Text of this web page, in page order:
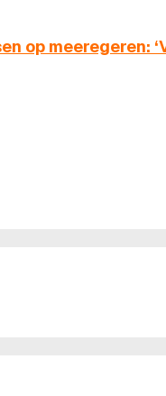
op meeregeren: